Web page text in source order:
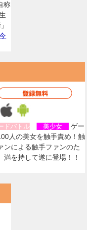
称
ドバトル 美少女
ゲー
人の美女を触手責め！触
ンによる触手ファンのた
満を持して遂に登場！！